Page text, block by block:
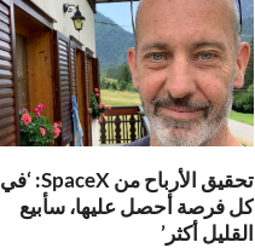
تحقيق الأرباح من SpaceX: ‘في
كل فرصة أحصل عليها، سأبيع
القليل أكثر’